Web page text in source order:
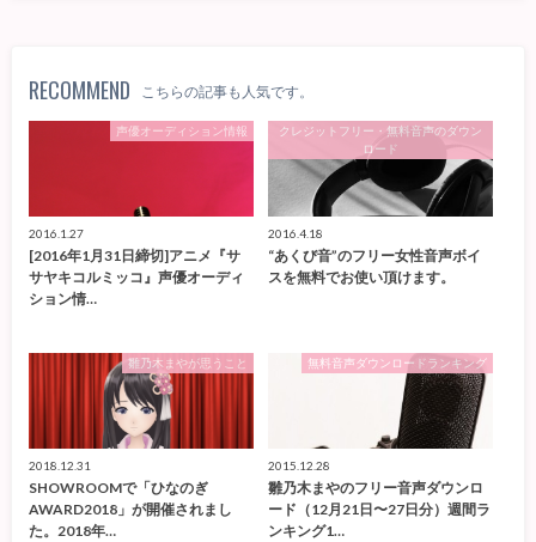
RECOMMEND こちらの記事も人気です。
声優オーディション情報
2016.1.27
[2016年1月31日締切]アニメ『サ
サヤキコルミッコ』声優オーディ
ション情…
クレジットフリー・無料音声のダウン
ロード
2016.4.18
“あくび音”のフリー女性音声ボイ
スを無料でお使い頂けます。
雛乃木まやが思うこと
2018.12.31
SHOWROOMで「ひなのぎ
AWARD2018」が開催されまし
た。2018年…
無料音声ダウンロードランキング
2015.12.28
雛乃木まやのフリー音声ダウンロ
ード（12月21日〜27日分）週間ラ
ンキング1…